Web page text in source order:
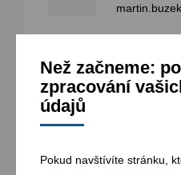
Než začneme:
zpracování
údajů
Pokud navštívíte stránku,
Kontakt